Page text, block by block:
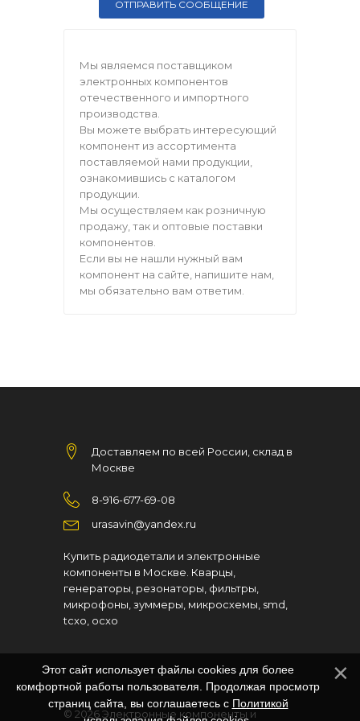
Мы являемся поставщиком
электронных компонентов
отечественного и импортного
производства.
Вы можете выбрать интересующий
компонент из ассортимента
поставляемой нами продукции,
ознакомившись с каталогом
продукции.
Мы осуществляем как розничную
продажу, так и оптовые поставки
компонентов.
Если вы не нашли нужный вам
компонент на сайте, напишите нам,
мы обязательно вам ответим.
Доставляем по всей России, склад в
Москве
8-916-677-69-08
urasavin@yandex.ru
Купить радиодетали и электронные
компоненты в Москве. Кварцы,
генераторы, резонаторы, фильтры,
микрофоны, зуммеры, микросхемы, smd,
tcxo, ocxo
© 2026Электронные компоненты и
Этот сайт использует файлы cookies для более
комфортной работы пользователя. Продолжая просмотр
страниц сайта, вы соглашаетесь с Политикой